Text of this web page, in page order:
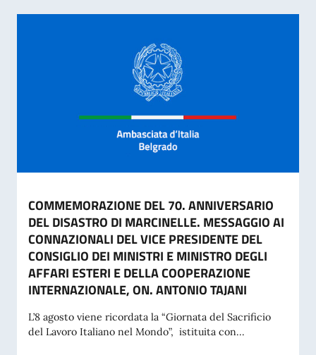
COMMEMORAZIONE DEL 70. ANNIVERSARIO
DEL DISASTRO DI MARCINELLE. MESSAGGIO AI
CONNAZIONALI DEL VICE PRESIDENTE DEL
CONSIGLIO DEI MINISTRI E MINISTRO DEGLI
AFFARI ESTERI E DELLA COOPERAZIONE
INTERNAZIONALE, ON. ANTONIO TAJANI
L’8 agosto viene ricordata la “Giornata del Sacrificio
del Lavoro Italiano nel Mondo”, istituita con...